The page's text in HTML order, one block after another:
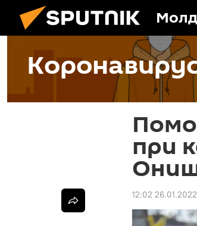
при
12:02 26.01.2022